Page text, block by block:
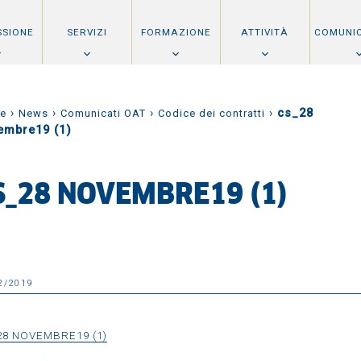
SERVIZI FORMAZIONE ATTIVITÀ
› News › Comunicati OAT › Codice dei contratti › cs_28
(1)
NOVEMBRE19 (1)
2019
NOVEMBRE19 (1)